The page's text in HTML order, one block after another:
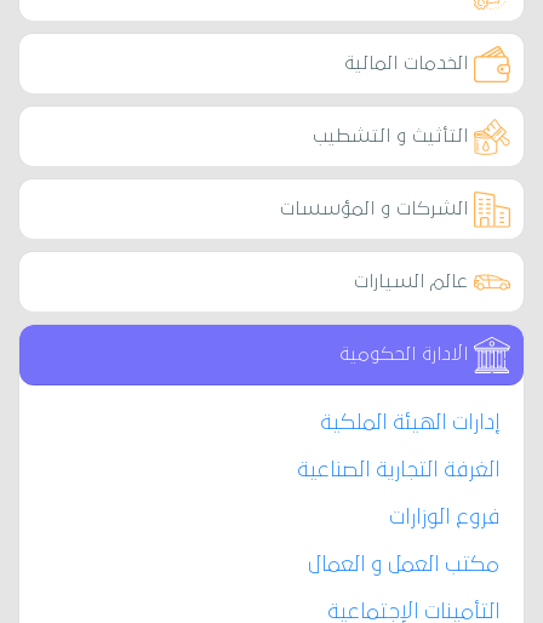
الخدمات المالية
التأثيث و التشطيب
الشركات و المؤسسات
عالم السيارات
الادارة الحكومية
إدارات الهيئة الملكية
الغرفة التجارية الصناعية
فروع الوزارات
مكتب العمل و العمال
التأمينات الإجتماعية